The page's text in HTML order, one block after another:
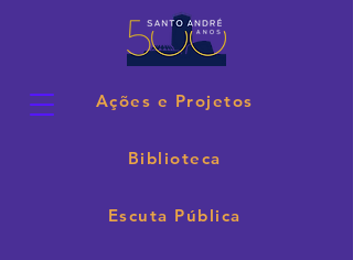
Ações e Projetos
Biblioteca
Escuta Pública